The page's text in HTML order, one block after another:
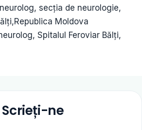
secţia de neurologie,
Moldova
Spitalul Feroviar Bălți,
Scrieți-ne